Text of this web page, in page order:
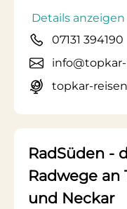
Details anzeigen
07131 394190
topkar-
RadSüden -
Radwege an
und Neckar